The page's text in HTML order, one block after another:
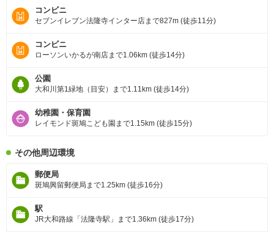
コンビニ
セブンイレブン法隆寺インター店まで827m (徒歩11分)
コンビニ
ローソンいかるが南店まで1.06km (徒歩14分)
公園
大和川第1緑地（目安）まで1.11km (徒歩14分)
幼稚園・保育園
レイモンド斑鳩こども園まで1.15km (徒歩15分)
その他周辺環境
郵便局
斑鳩興留郵便局まで1.25km (徒歩16分)
駅
JR大和路線「法隆寺駅」まで1.36km (徒歩17分)